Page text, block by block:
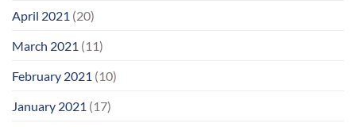
April 2021 (20)
March 2021 (11)
February 2021 (10)
January 2021 (17)